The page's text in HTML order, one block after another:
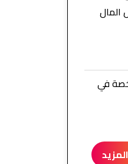
رأس المال
في